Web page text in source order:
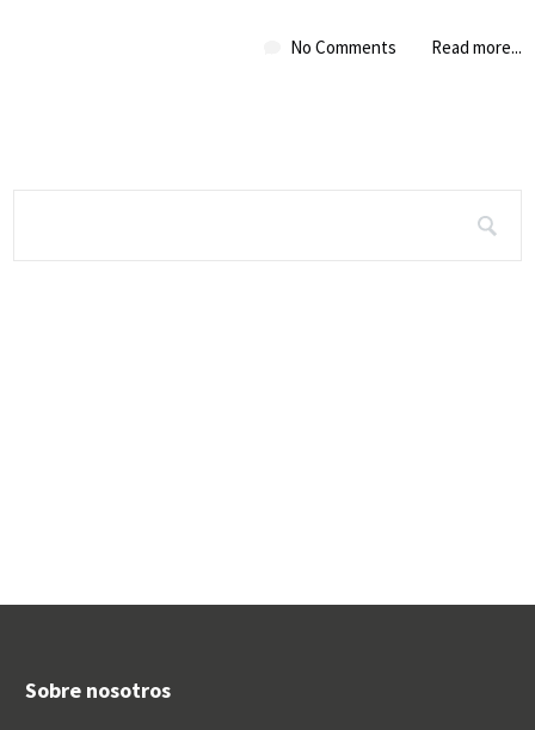
No Comments Read more...
Sobre nosotros